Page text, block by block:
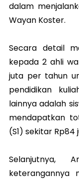
dalam
Wayan Koster.
Secara detail
kepada 2 ahli
juta per tahun
pendidikan
lainnya adalah
mendapatkan
(S1) sekitar Rp84
Selanjutnya,
keterangannya